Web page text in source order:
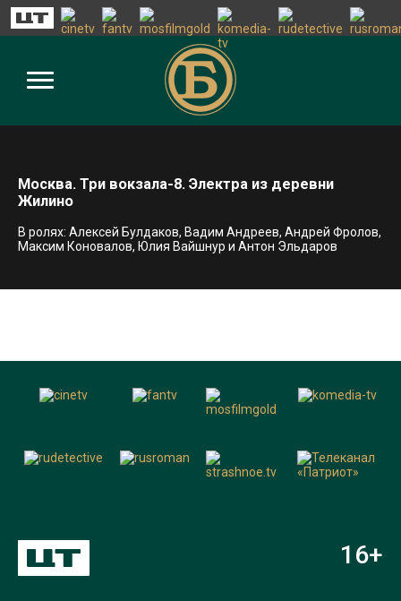
Москва. Три вокзала-8. Электра из деревни
Жилино
В ролях: Алексей Булдаков, Вадим Андреев, Андрей Фролов,
Максим Коновалов, Юлия Вайшнур и Антон Эльдаров
16+